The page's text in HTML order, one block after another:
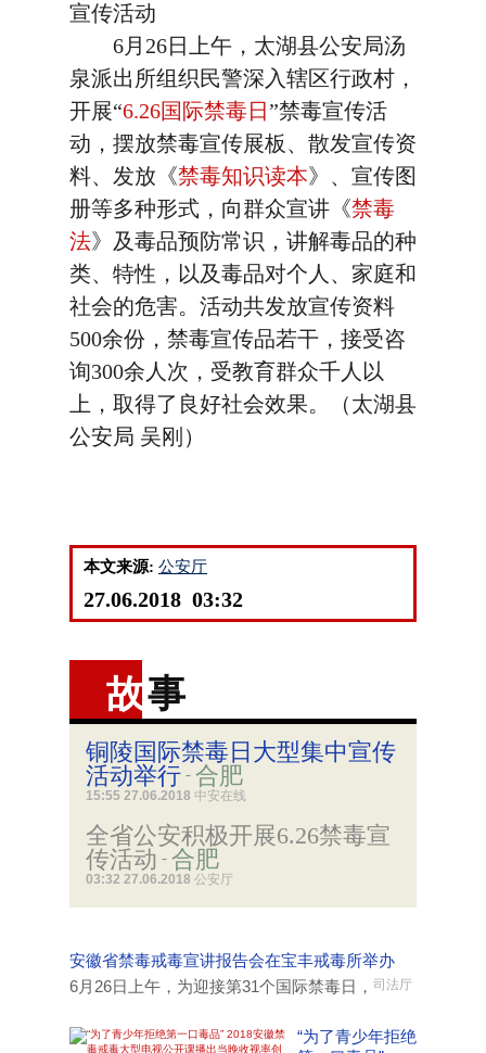
宣传活动
6月26日上午，太湖县公安局汤
泉派出所组织民警深入辖区行政村，
开展“6.26国际禁毒日 ”禁毒宣传活
动，摆放禁毒宣传展板、散发宣传资
料、发放《禁毒知识读本》、宣传图
册等多种形式，向群众宣讲《禁毒
法》及毒品预防常识，讲解毒品的种
类、特性，以及毒品对个人、家庭和
社会的危害。活动共发放宣传资料
500余份，禁毒宣传品若干，接受咨
询300余人次，受教育群众千人以
上，取得了良好社会效果。（太湖县
公安局 吴刚）
本文来源: 公安厅
27.06.2018 03:32
故事
铜陵国际禁毒日大型集中宣传
活动举行 - 合肥
15:55 27.06.2018 中安在线
全省公安积极开展6.26禁毒宣
传活动 - 合肥
03:32 27.06.2018 公安厅
安徽省禁毒戒毒宣讲报告会在宝丰戒毒所举办
6月26日上午，为迎接第31个国际禁毒日， 司法厅
“为了青少年拒绝